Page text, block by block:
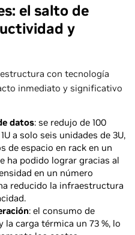
el salto de
y
con tecnología
inmediato y significativo
datos: se redujo de 100
a solo seis unidades de 3U,
de espacio en rack en un
ha podido lograr gracias al
en un número
reducido la infraestructura
: el consumo de
la carga térmica un 73 %, lo